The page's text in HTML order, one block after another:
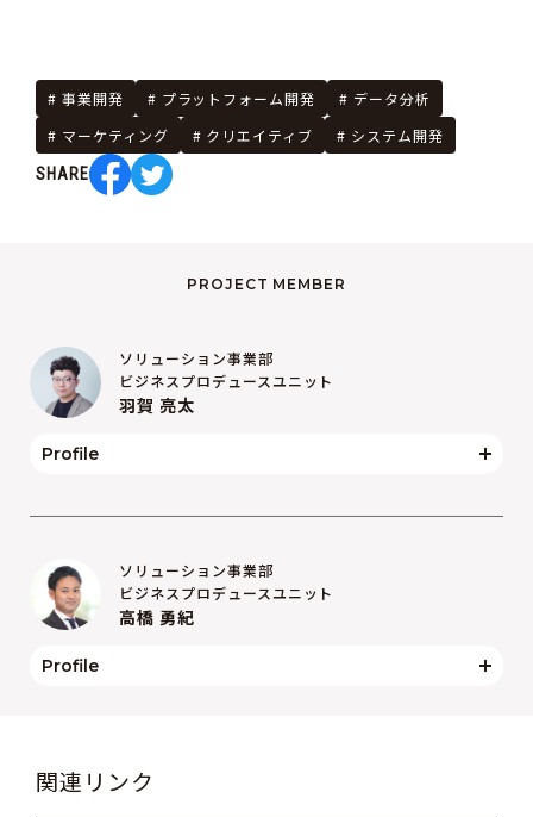
事業開発 プラットフォーム開発
データ分析
マーケティング
クリエイティブ システム開発
SHARE
PROJECT MEMBER
ソリューション事業部
ビジネスプロデュースユニット
羽賀 亮太
Profile
ソリューション事業部
ビジネスプロデュースユニット
高橋 勇紀
Profile
関連リンク